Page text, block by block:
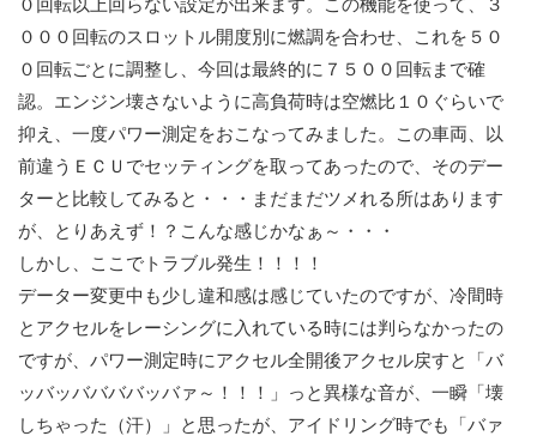
０回転以上回らない設定が出来ます。この機能を使って、３
０００回転のスロットル開度別に燃調を合わせ、これを５０
０回転ごとに調整し、今回は最終的に７５００回転まで確
認。エンジン壊さないように高負荷時は空燃比１０ぐらいで
抑え、一度パワー測定をおこなってみました。この車両、以
前違うＥＣＵでセッティングを取ってあったので、そのデー
ターと比較してみると・・・まだまだツメれる所はあります
が、とりあえず！？こんな感じかなぁ～・・・
しかし、ここでトラブル発生！！！！
データー変更中も少し違和感は感じていたのですが、冷間時
とアクセルをレーシングに入れている時には判らなかったの
ですが、パワー測定時にアクセル全開後アクセル戻すと「バ
ッバッババババッバァ～！！！」っと異様な音が、一瞬「壊
しちゃった（汗）」と思ったが、アイドリング時でも「バァ